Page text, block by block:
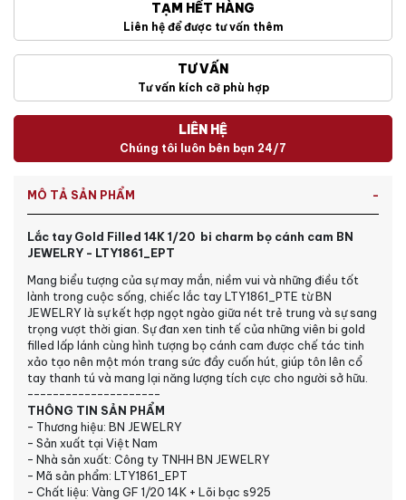
TẠM HẾT HÀNG
Liên hệ để được tư vấn thêm
TƯ VẤN
Tư vấn kích cỡ phù hợp
LIÊN HỆ
Chúng tôi luôn bên bạn 24/7
MÔ TẢ SẢN PHẨM
Lắc tay Gold Filled 14K 1/20 bi charm bọ cánh cam BN
JEWELRY - LTY1861_EPT
Mang biểu tượng của sự may mắn, niềm vui và những điều tốt
lành trong cuộc sống, chiếc lắc tay LTY1861_PTE từ BN
JEWELRY là sự kết hợp ngọt ngào giữa nét trẻ trung và sự sang
trọng vượt thời gian. Sự đan xen tinh tế của những viên bi gold
filled lấp lánh cùng hình tượng bọ cánh cam được chế tác tinh
xảo tạo nên một món trang sức đầy cuốn hút, giúp tôn lên cổ
tay thanh tú và mang lại năng lượng tích cực cho người sở hữu.
---------------------
THÔNG TIN SẢN PHẨM
- Thương hiệu: BN JEWELRY
- Sản xuất tại Việt Nam
- Nhà sản xuất: Công ty TNHH BN JEWELRY
- Mã sản phẩm: LTY1861_EPT
- Chất liệu: Vàng GF 1/20 14K + Lõi bạc s925